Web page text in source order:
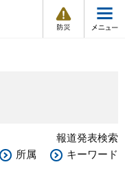
メ
報道発表検索
所属 キーワード